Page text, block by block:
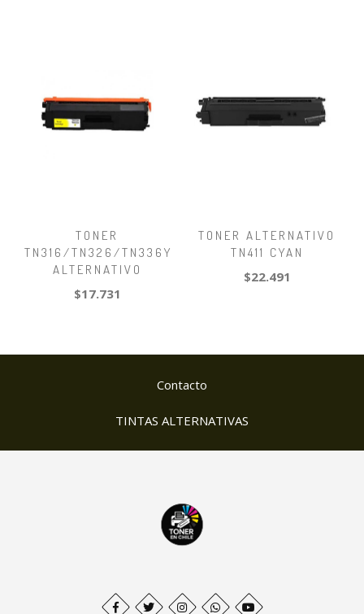
TONER
TN316/TN326/TN336Y
ALTERNATIVO
$17.731
TONER ALTERNATIVO
TN411 CYAN
$22.491
Contacto
TINTAS ALTERNATIVAS